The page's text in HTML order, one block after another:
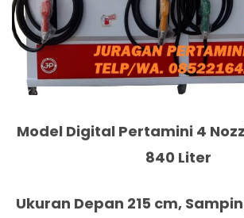
Model Digital Pertamini 4
840 Liter
Ukuran Depan 215 cm,